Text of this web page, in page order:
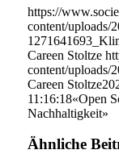
https://
content/uploads/
Careen Stoltze
content/uploads/
Careen Stoltze
11:16:18«Open
Nachhaltigkeit»
Ähnliche